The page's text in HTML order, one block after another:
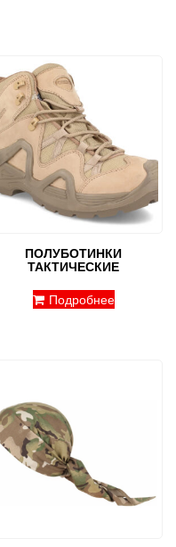
ПОЛУБОТИНКИ
ТАКТИЧЕСКИЕ
Подробнее